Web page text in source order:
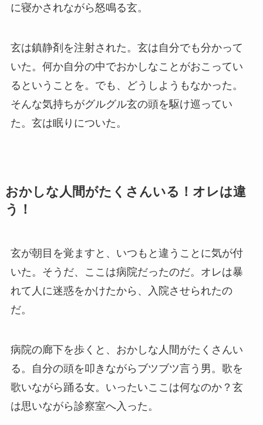
に寝かされながら怒鳴る玄。
玄は鎮静剤を注射された。玄は自分でも分かって
いた。何か自分の中でおかしなことがおこってい
るということを。でも、どうしようもなかった。
そんな気持ちがグルグル玄の頭を駆け巡ってい
た。玄は眠りについた。
おかしな人間がたくさんいる！オレは違
う！
玄が朝目を覚ますと、いつもと違うことに気が付
いた。そうだ、ここは病院だったのだ。オレは暴
れて人に迷惑をかけたから、入院させられたの
だ。
病院の廊下を歩くと、おかしな人間がたくさんい
る。自分の頭を叩きながらブツブツ言う男。歌を
歌いながら踊る女。いったいここは何なのか？玄
は思いながら診察室へ入った。